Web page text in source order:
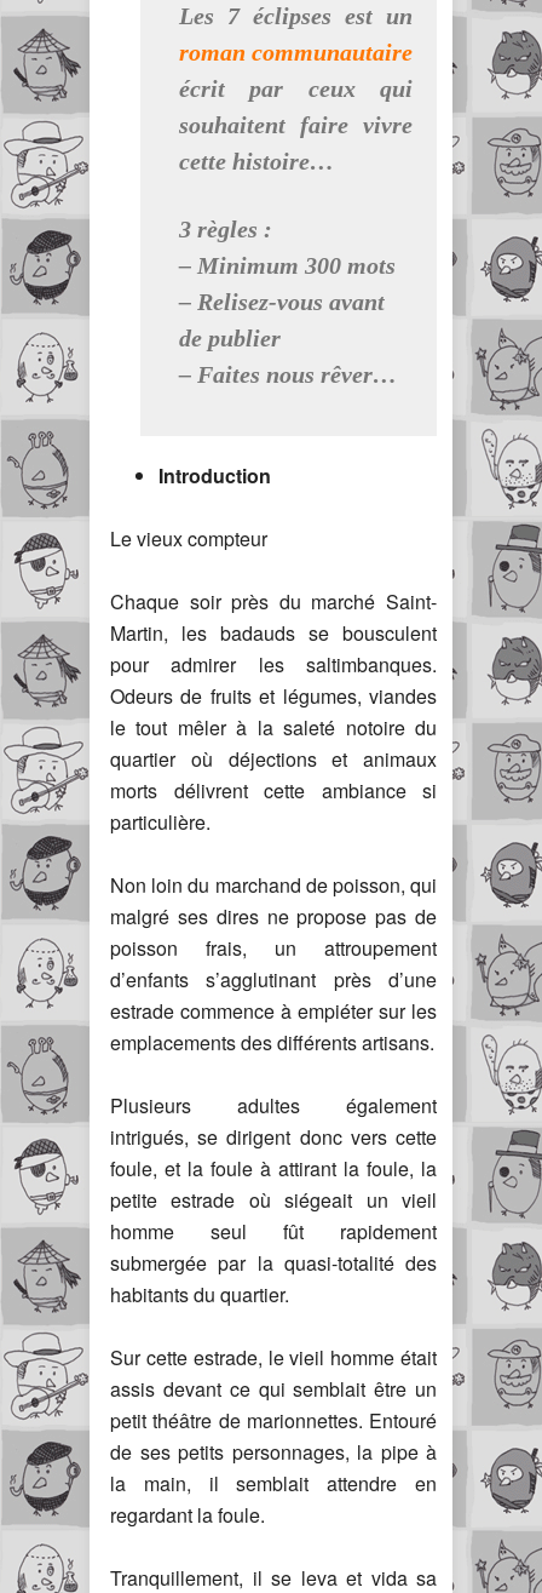
Les 7 éclipses est un
roman communautaire
écrit par ceux qui
souhaitent faire vivre
cette histoire…
3 règles :
– Minimum 300 mots
– Relisez-vous avant
de publier
– Faites nous rêver…
Introduction
Le vieux compteur
Chaque soir près du marché Saint-
Martin, les badauds se bousculent
pour admirer les saltimbanques.
Odeurs de fruits et légumes, viandes
le tout mêler à la saleté notoire du
quartier où déjections et animaux
morts délivrent cette ambiance si
particulière.
Non loin du marchand de poisson, qui
malgré ses dires ne propose pas de
poisson frais, un attroupement
d’enfants s’agglutinant près d’une
estrade commence à empiéter sur les
emplacements des différents artisans.
Plusieurs adultes également
intrigués, se dirigent donc vers cette
foule, et la foule à attirant la foule, la
petite estrade où siégeait un vieil
homme seul fût rapidement
submergée par la quasi-totalité des
habitants du quartier.
Sur cette estrade, le vieil homme était
assis devant ce qui semblait être un
petit théâtre de marionnettes. Entouré
de ses petits personnages, la pipe à
la main, il semblait attendre en
regardant la foule.
Tranquillement, il se leva et vida sa